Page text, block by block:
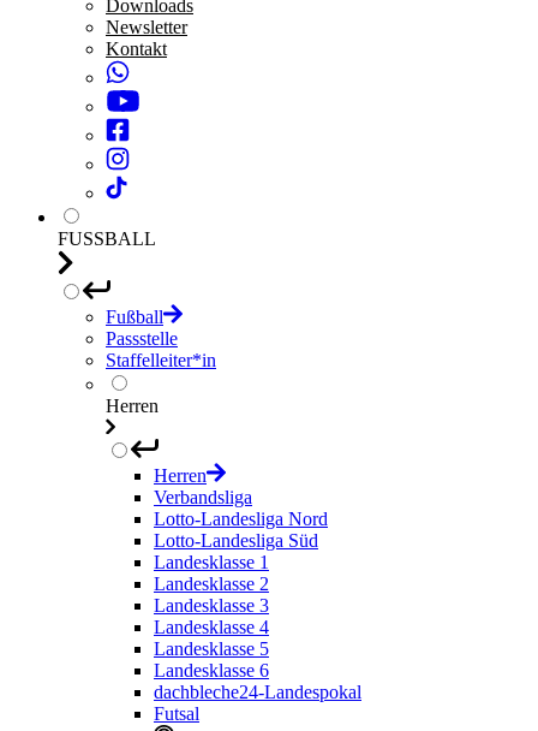
Downloads
Newsletter
Kontakt
FUSSBALL
Fußball
Passstelle
Staffelleiter*in
Herren
Herren
Verbandsliga
Lotto-Landesliga Nord
Lotto-Landesliga Süd
Landesklasse 1
Landesklasse 2
Landesklasse 3
Landesklasse 4
Landesklasse 5
Landesklasse 6
dachbleche24-Landespokal
Futsal